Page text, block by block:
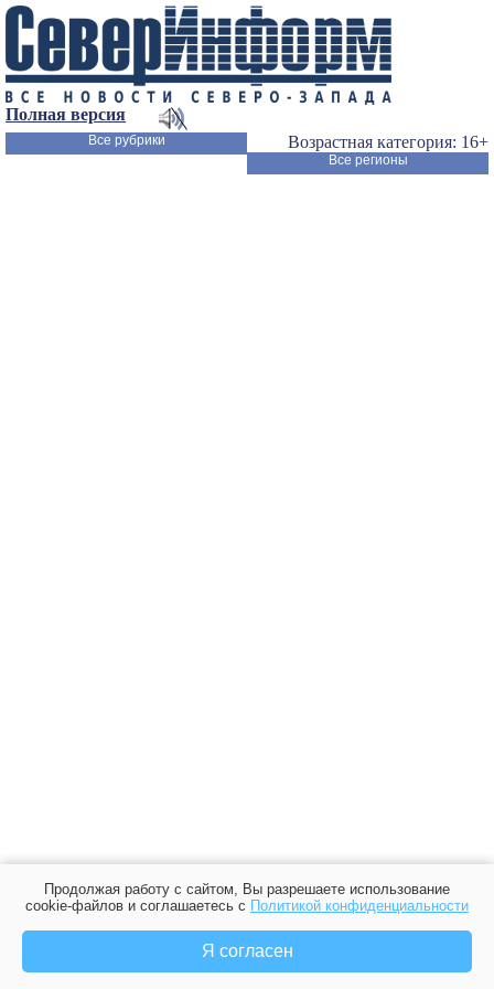
Полная версия
Возрастная категория: 16+
Все рубрики
Все регионы
Продолжая работу с сайтом, Вы разрешаете использование
cookie-файлов и соглашаетесь с Политикой конфиденциальности
Я согласен